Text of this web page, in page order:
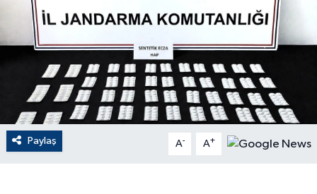
Paylaş A- A+
Dünya
EĞİTİM
EKONOMİ
English News